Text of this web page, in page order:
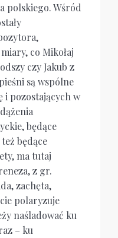
polskiego. Wśród
co Mikołaj
czy Jakub z
są wspólne
i pozostających w
będące
będące
ma tutaj
z gr.
zachęta,
polaryzuje
naśladować ku
– ku